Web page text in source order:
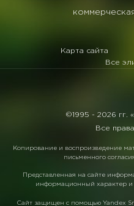
Карта сайта
Все
©1995 - 2026 гг.
Все
Копирование и воспроизведение
письменного
Представленная на сайте
информационный характер и
Сайт защищен с помощью Yandex